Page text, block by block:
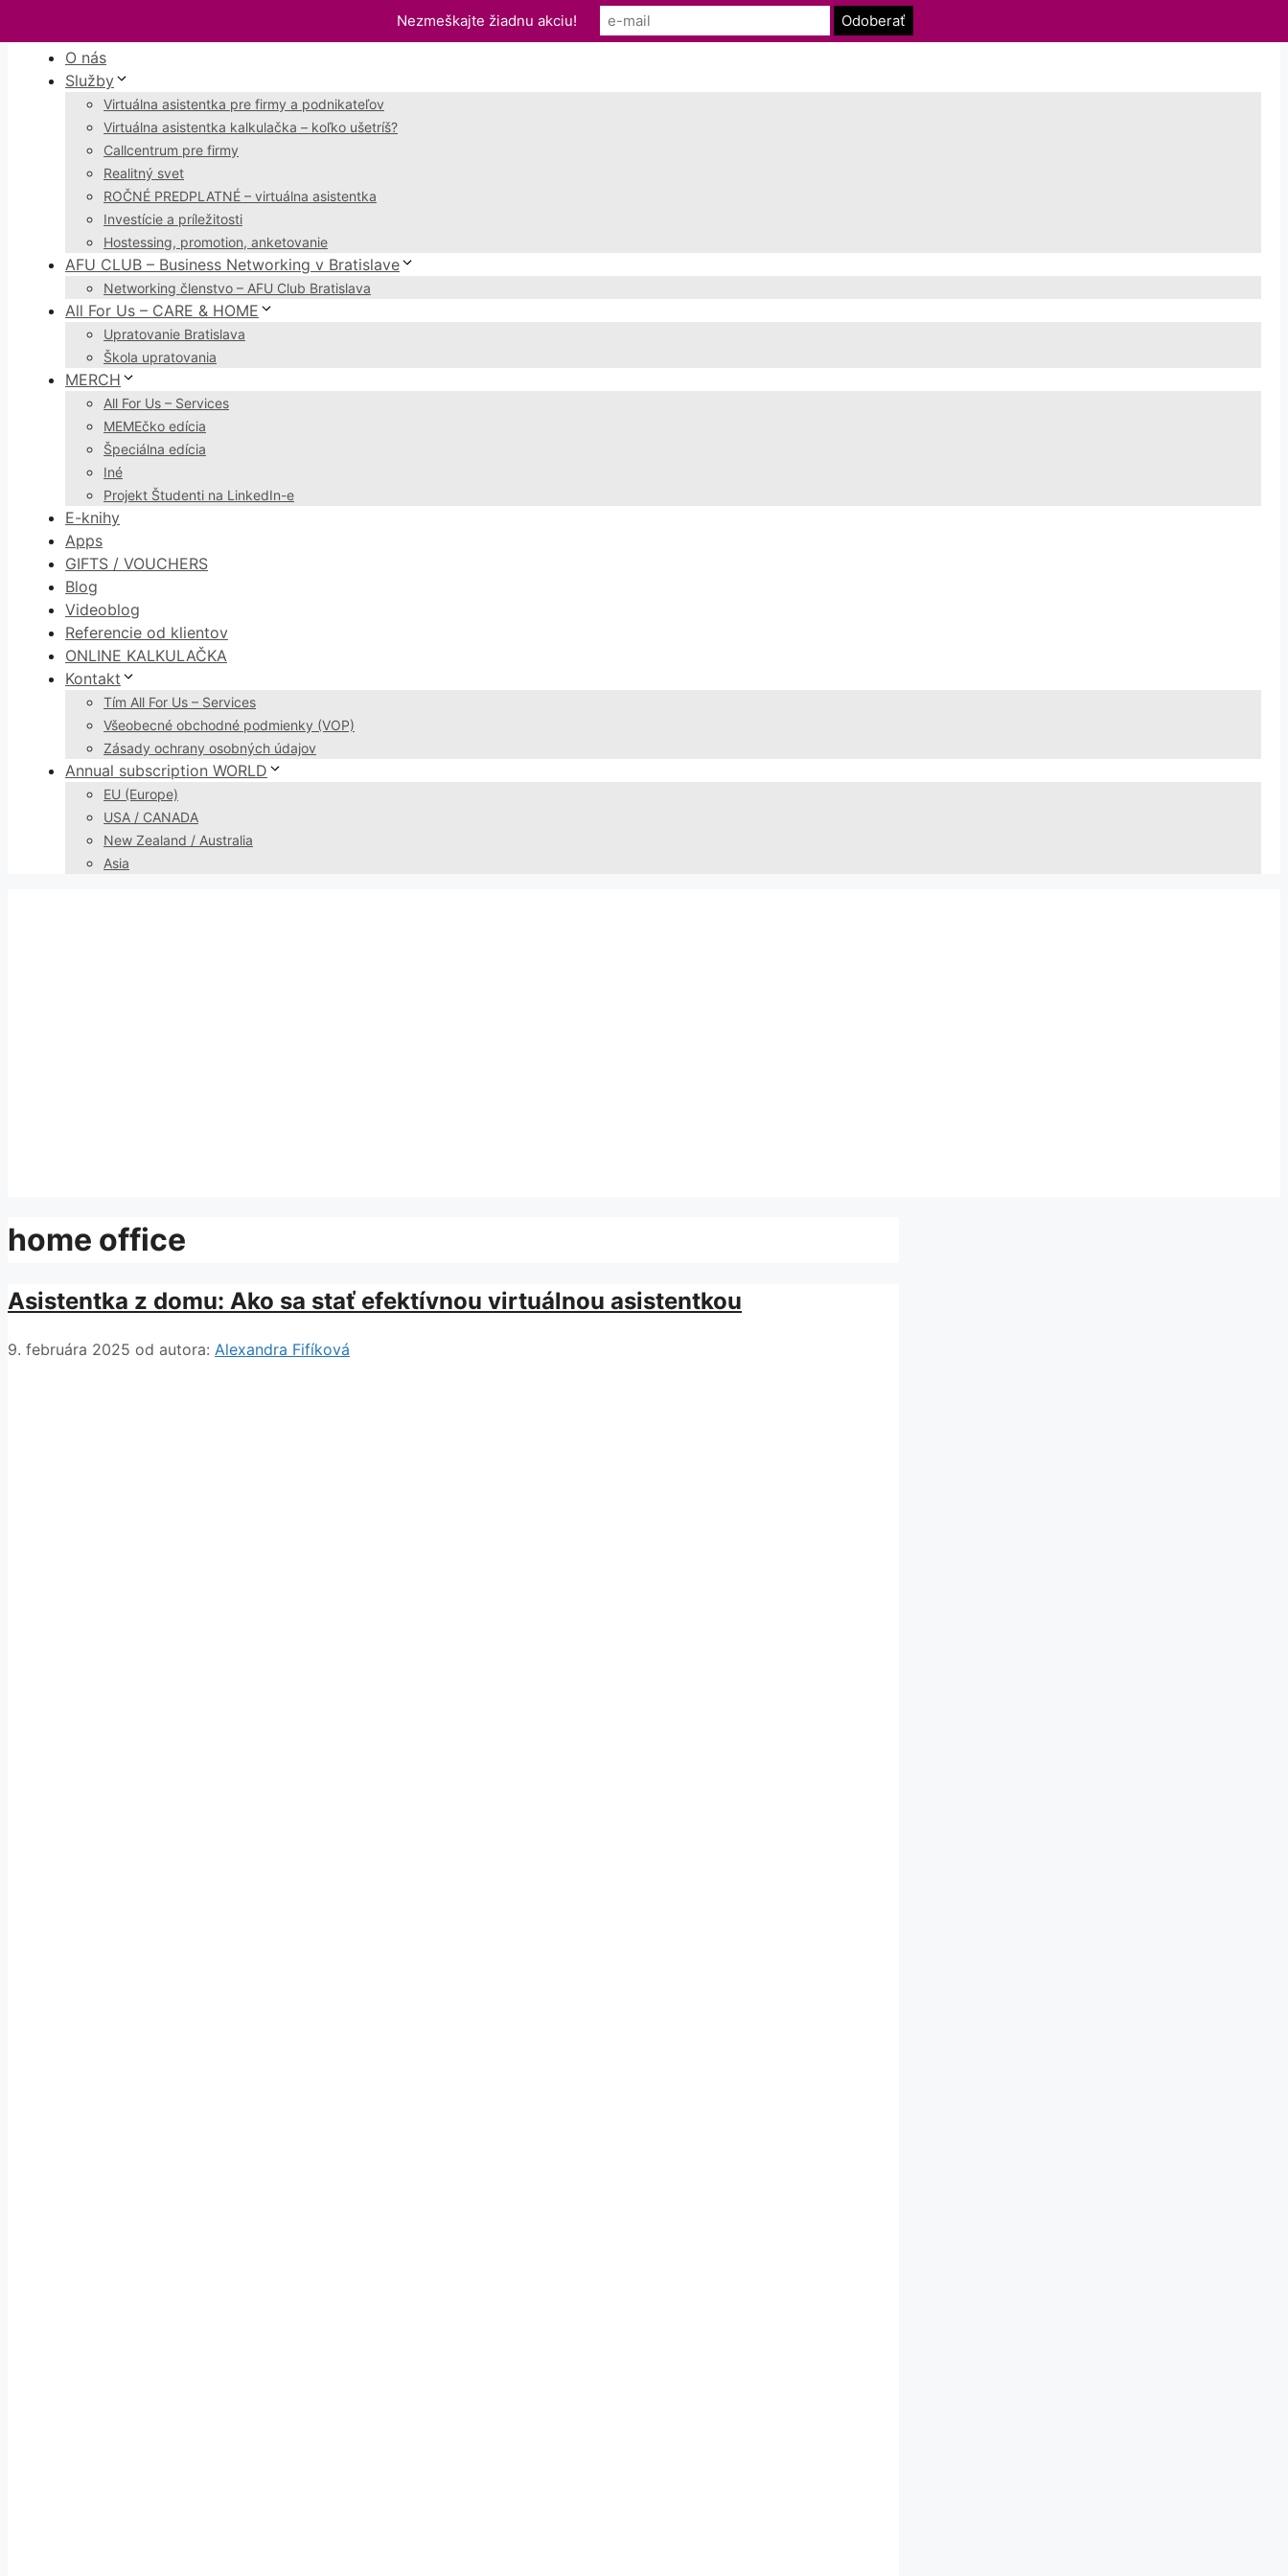
na
obsah
O nás
Služby
Virtuálna asistentka pre firmy a podnikateľov
Virtuálna asistentka kalkulačka – koľko ušetríš?
Callcentrum pre firmy
Realitný svet
ROČNÉ PREDPLATNÉ – virtuálna asistentka
Investície a príležitosti
Hostessing, promotion, anketovanie
AFU CLUB – Business Networking v Bratislave
Networking členstvo – AFU Club Bratislava
All For Us – CARE & HOME
Upratovanie Bratislava
Škola upratovania
MERCH
All For Us – Services
MEMEčko edícia
Špeciálna edícia
Iné
Projekt Študenti na LinkedIn-e
E-knihy
Apps
GIFTS / VOUCHERS
Blog
Videoblog
Referencie od klientov
ONLINE KALKULAČKA
Kontakt
Tím All For Us – Services
Všeobecné obchodné podmienky (VOP)
Zásady ochrany osobných údajov
Annual subscription WORLD
EU (Europe)
USA / CANADA
New Zealand / Australia
Asia
home office
Asistentka z domu: Ako sa stať efektívnou virtuálnou asistentkou
9. februára 2025 od autora: Alexandra Fifíková
Nezmeškajte žiadnu akciu!